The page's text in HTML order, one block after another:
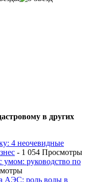
в других
4 неочевидные
- 1 054 Просмотры
умом: руководство по
АЭС: роль воды в